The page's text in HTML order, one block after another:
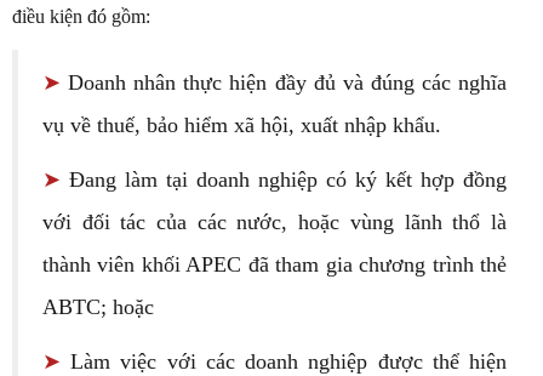
điều kiện đó gồm:
➤ Doanh nhân thực hiện đầy đủ và đúng các nghĩa
vụ về thuế, bảo hiểm xã hội, xuất nhập khẩu.
➤ Đang làm tại doanh nghiệp có ký kết hợp đồng
với đối tác của các nước, hoặc vùng lãnh thổ là
thành viên khối APEC đã tham gia chương trình thẻ
ABTC; hoặc
➤Làm việc với các doanh nghiệp được thể hiện